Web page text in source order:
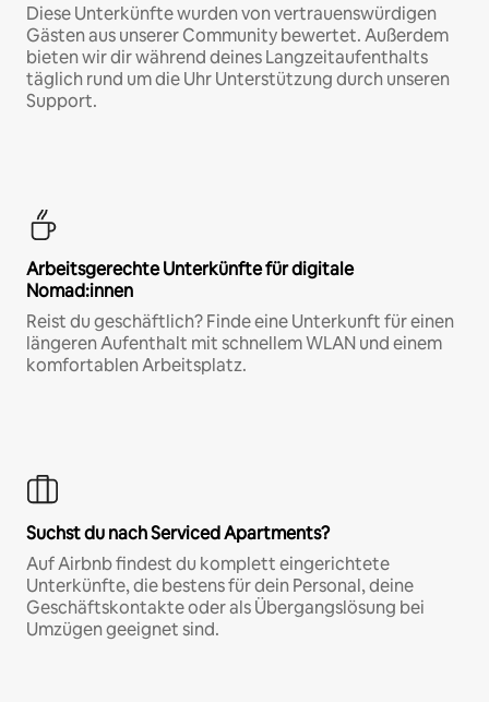
Diese Unterkünfte wurden von vertrauenswürdigen
Gästen aus unserer Community bewertet. Außerdem
bieten wir dir während deines Langzeitaufenthalts
täglich rund um die Uhr Unterstützung durch unseren
Support.
Arbeitsgerechte Unterkünfte für digitale
Nomad:innen
Reist du geschäftlich? Finde eine Unterkunft für einen
längeren Aufenthalt mit schnellem WLAN und einem
komfortablen Arbeitsplatz.
Suchst du nach Serviced Apartments?
Auf Airbnb findest du komplett eingerichtete
Unterkünfte, die bestens für dein Personal, deine
Geschäftskontakte oder als Übergangslösung bei
Umzügen geeignet sind.